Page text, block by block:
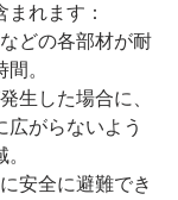
れます：
どの各部材が耐
。
生した場合に、
広がらないよう
安全に避難でき